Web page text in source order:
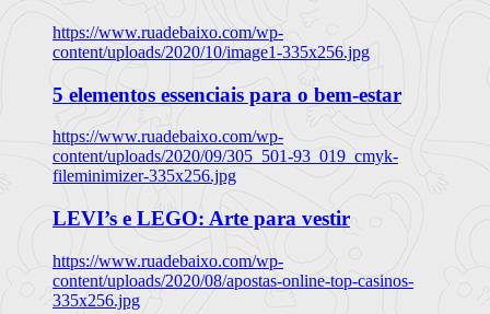
https://www.ruadebaixo.com/wp-
content/uploads/2020/10/image1-335x256.jpg
5 elementos essenciais para o bem-estar
https://www.ruadebaixo.com/wp-
content/uploads/2020/09/305_501-93_019_cmyk-
fileminimizer-335x256.jpg
LEVI’s e LEGO: Arte para vestir
https://www.ruadebaixo.com/wp-
content/uploads/2020/08/apostas-online-top-casinos-
335x256.jpg